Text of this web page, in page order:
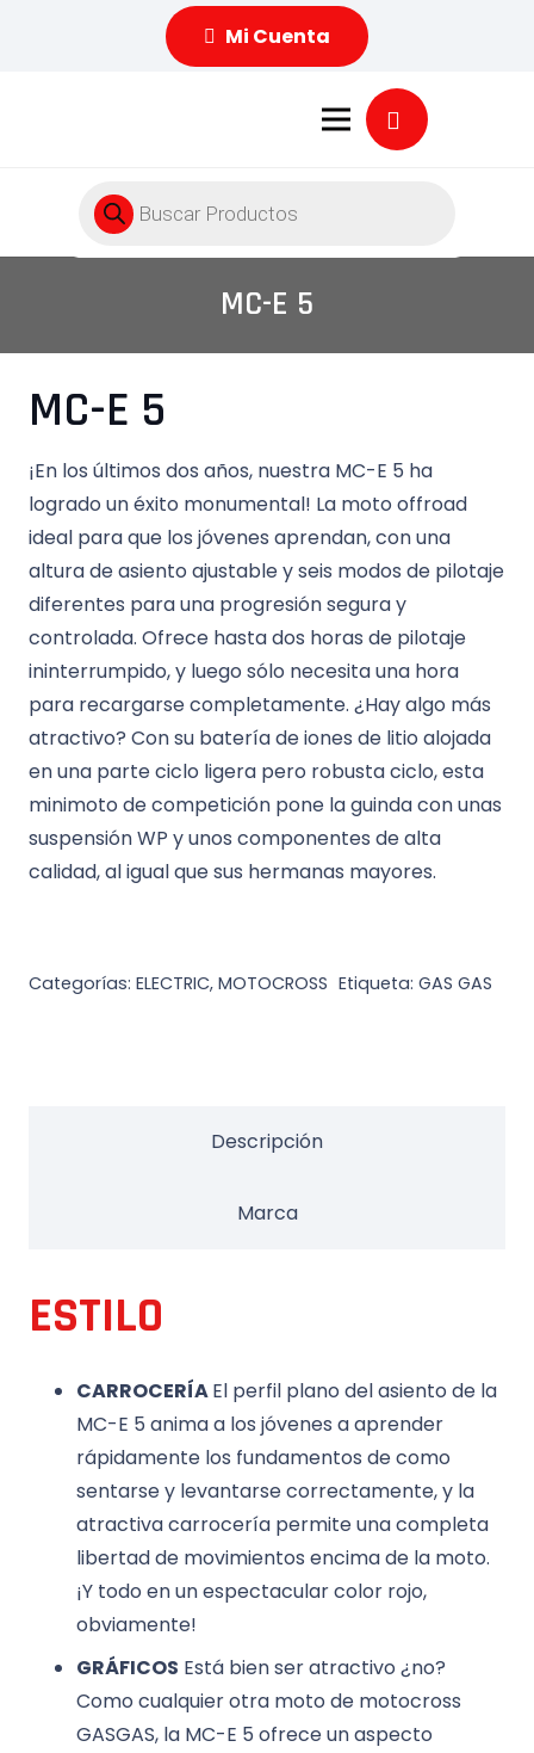
Mi Cuenta
Búsqueda
de
productos
MC-E 5
MC-E 5
¡En los últimos dos años, nuestra MC-E 5 ha
logrado un éxito monumental! La moto offroad
ideal para que los jóvenes aprendan, con una
altura de asiento ajustable y seis modos de pilotaje
diferentes para una progresión segura y
controlada. Ofrece hasta dos horas de pilotaje
ininterrumpido, y luego sólo necesita una hora
para recargarse completamente. ¿Hay algo más
atractivo? Con su batería de iones de litio alojada
en una parte ciclo ligera pero robusta ciclo, esta
minimoto de competición pone la guinda con unas
suspensión WP y unos componentes de alta
calidad, al igual que sus hermanas mayores.
Categorías: ELECTRIC, MOTOCROSS Etiqueta: GAS GAS
Descripción
Marca
ESTILO
CARROCERÍAEl perfil plano del asiento de la
MC-E 5 anima a los jóvenes a aprender
rápidamente los fundamentos de como
sentarse y levantarse correctamente, y la
atractiva carrocería permite una completa
libertad de movimientos encima de la moto.
¡Y todo en un espectacular color rojo,
obviamente!
GRÁFICOS Está bien ser atractivo ¿no?
Como cualquier otra moto de motocross
GASGAS, la MC-E 5 ofrece un aspecto